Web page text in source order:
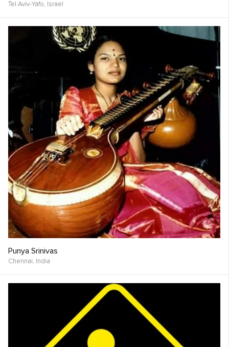
Tel Aviv-Yafo, Israel
Punya Srinivas
Chennai, India